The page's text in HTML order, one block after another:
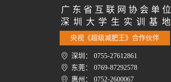
广 东 省 互 联 网 协 会 单 位
深 圳 大 学 生 实 训 基 地
央视《超级减肥王》合作伙伴
深圳： 0755-27612861
东莞： 0769-87292578
惠州： 0752-2600067